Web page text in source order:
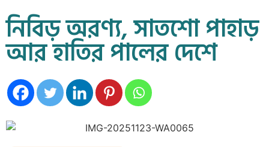
নিবিড় অরণ্য, সাতশো পাহাড়
আর হাতির পালের দেশে